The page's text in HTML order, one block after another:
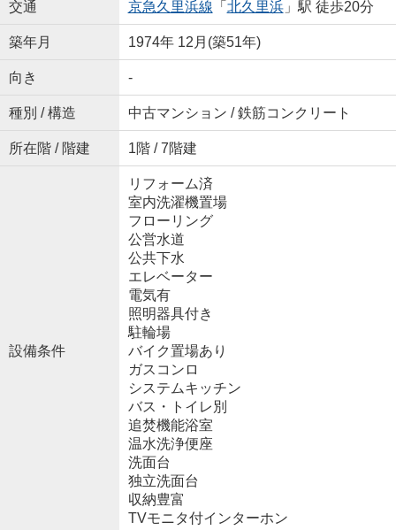
交通 京急久里浜線 「 北久里浜」駅 徒歩20分
築年月 1974年 12月(築51年)
向き -
種別 / 構造 中古マンション / 鉄筋コンクリート
所在階 / 階建 1階 / 7階建
設備条件
リフォーム済
室内洗濯機置場
フローリング
公営水道
公共下水
エレベーター
電気有
照明器具付き
駐輪場
バイク置場あり
ガスコンロ
システムキッチン
バス・トイレ別
追焚機能浴室
温水洗浄便座
洗面台
独立洗面台
収納豊富
TVモニタ付インターホン